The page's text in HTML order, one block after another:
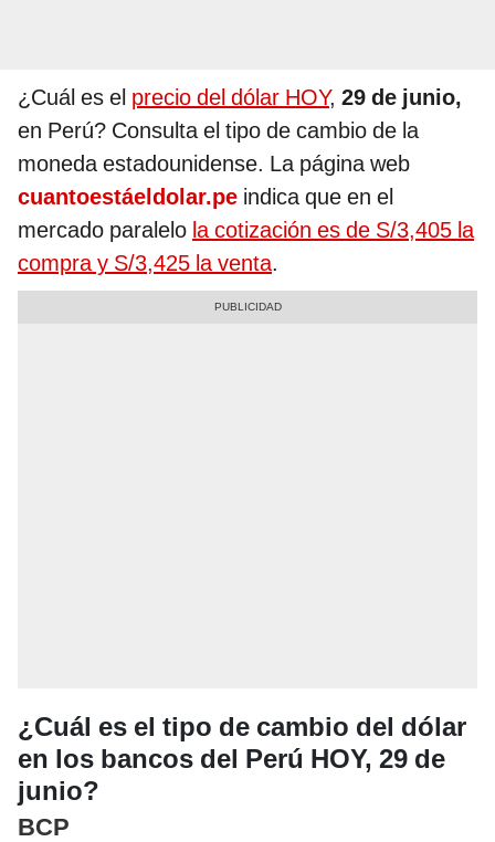
¿Cuál es el precio del dólar HOY, 29 de junio,
en Perú? Consulta el tipo de cambio de la
moneda estadounidense. La página web
cuantoestáeldolar.pe indica que en el
mercado paralelo la cotización es de S/3,405 la
compra y S/3,425 la venta.
¿Cuál es el tipo de cambio del dólar
en los bancos del Perú HOY, 29 de
junio?
BCP